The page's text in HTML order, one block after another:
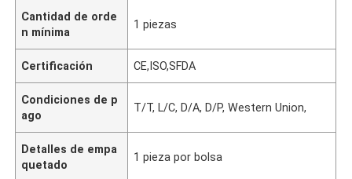
Cantidad de orde
n mínima
1 piezas
Certificación CE,ISO,SFDA
Condiciones de p
ago
T/T, L/C, D/A, D/P, Western Union,
Detalles de empa
quetado
1 pieza por bolsa